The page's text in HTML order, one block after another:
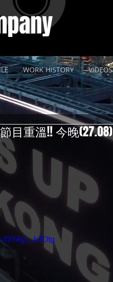
WORK HISTORY VIDEOS
目重溫!! 今晚(27.08)